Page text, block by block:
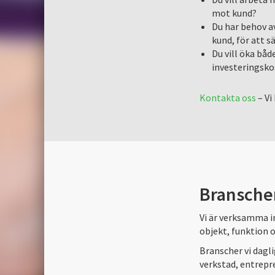
mot kund?
Du har behov
kund, för att
Du vill öka
Kontakta oss –
Vi är verksamma
objekt, funktion
Branscher vi
verkstad,